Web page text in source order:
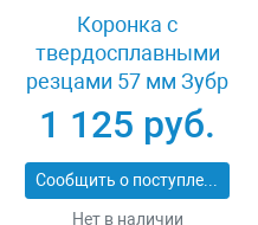
Коронка с
твердосплавными
резцами 57 мм Зубр
ПРОФИ 29514-57
1 125 руб.
Сообщить о поступлении
Нет в наличии